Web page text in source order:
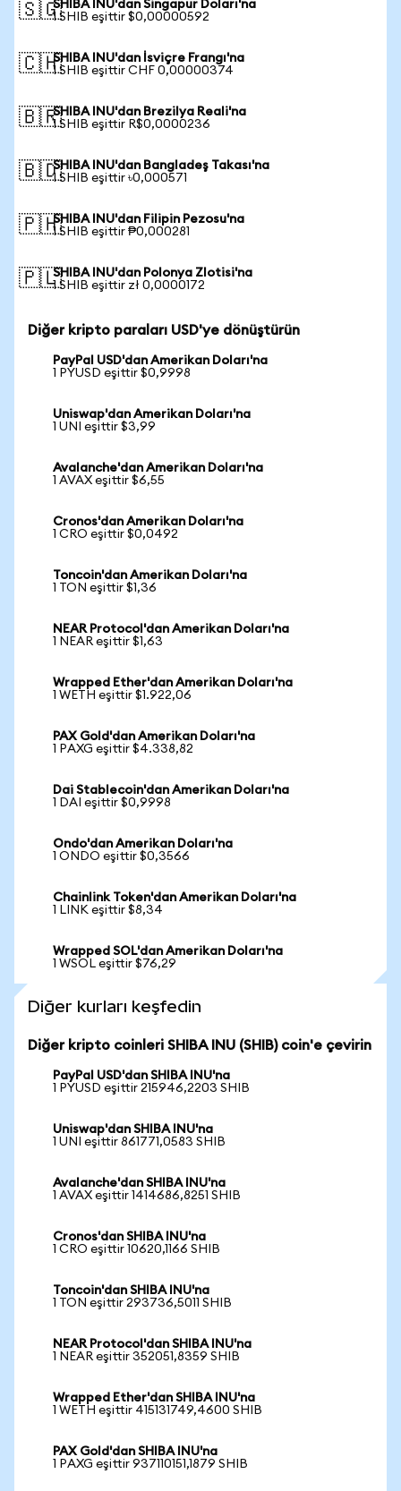
🇸🇬SHIBA INU'dan Singapur Doları'na
1 SHIB eşittir $0,00000592
🇨🇭SHIBA INU'dan İsviçre Frangı'na
1 SHIB eşittir CHF 0,00000374
🇧🇷SHIBA INU'dan Brezilya Reali'na
1 SHIB eşittir R$0,0000236
🇧🇩SHIBA INU'dan Bangladeş Takası'na
1 SHIB eşittir ৳0,000571
🇵🇭SHIBA INU'dan Filipin Pezosu'na
1 SHIB eşittir ₱0,000281
🇵🇱SHIBA INU'dan Polonya Zlotisi'na
1 SHIB eşittir zł 0,0000172
Diğer kripto paraları USD'ye dönüştürün
PayPal USD'dan Amerikan Doları'na
1 PYUSD eşittir $0,9998
Uniswap'dan Amerikan Doları'na
1 UNI eşittir $3,99
Avalanche'dan Amerikan Doları'na
1 AVAX eşittir $6,55
Cronos'dan Amerikan Doları'na
1 CRO eşittir $0,0492
Toncoin'dan Amerikan Doları'na
1 TON eşittir $1,36
NEAR Protocol'dan Amerikan Doları'na
1 NEAR eşittir $1,63
Wrapped Ether'dan Amerikan Doları'na
1 WETH eşittir $1.922,06
PAX Gold'dan Amerikan Doları'na
1 PAXG eşittir $4.338,82
Dai Stablecoin'dan Amerikan Doları'na
1 DAI eşittir $0,9998
Ondo'dan Amerikan Doları'na
1 ONDO eşittir $0,3566
Chainlink Token'dan Amerikan Doları'na
1 LINK eşittir $8,34
Wrapped SOL'dan Amerikan Doları'na
1 WSOL eşittir $76,29
Diğer kurları keşfedin
Diğer kripto coinleri SHIBA INU (SHIB) coin'e çevirin
PayPal USD'dan SHIBA INU'na
1 PYUSD eşittir 215946,2203 SHIB
Uniswap'dan SHIBA INU'na
1 UNI eşittir 861771,0583 SHIB
Avalanche'dan SHIBA INU'na
1 AVAX eşittir 1414686,8251 SHIB
Cronos'dan SHIBA INU'na
1 CRO eşittir 10620,1166 SHIB
Toncoin'dan SHIBA INU'na
1 TON eşittir 293736,5011 SHIB
NEAR Protocol'dan SHIBA INU'na
1 NEAR eşittir 352051,8359 SHIB
Wrapped Ether'dan SHIBA INU'na
1 WETH eşittir 415131749,4600 SHIB
PAX Gold'dan SHIBA INU'na
1 PAXG eşittir 937110151,1879 SHIB